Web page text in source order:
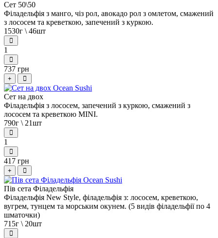
Сет 50\50
Філадельфія з манго, чіз рол, авокадо рол з омлетом, смажений
з лососем та креветкою, запечений з куркою.
1530г \ 46шт
1
737 грн
+
Сет на двох
Філадельфія з лососем, запечений з куркою, смажений з
лососем та креветкою MINI.
790г \ 21шт
1
417 грн
+
Пів сета Філадельфія
Філадельфія New Style, філадельфія з: лососем, креветкою,
вугрем, тунцем та морським окунем. (5 видів філадельфії по 4
шматочки)
715г \ 20шт